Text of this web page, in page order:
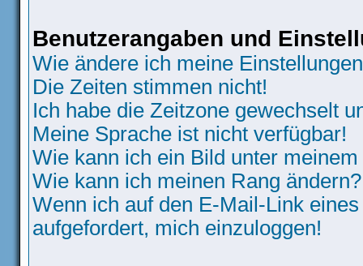
Benutzerangaben und
Wie ändere ich meine
Die Zeiten stimmen nicht!
Ich habe die Zeitzone gewechselt
Meine Sprache ist nicht verfügbar!
Wie kann ich ein Bild unter
Wie kann ich meinen Rang ändern?
Wenn ich auf den E-Mail-Link
aufgefordert, mich einzuloggen!